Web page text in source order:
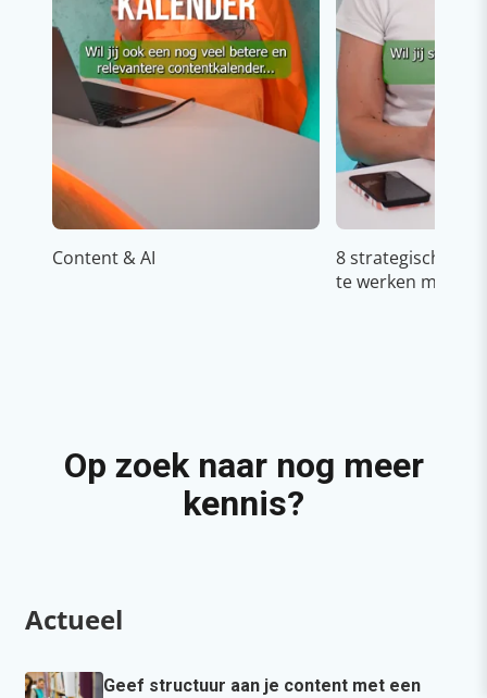
Content & AI
8 strategische
te werken met
Op zoek naar nog meer
kennis?
Actueel
Geef structuur aan je content met een